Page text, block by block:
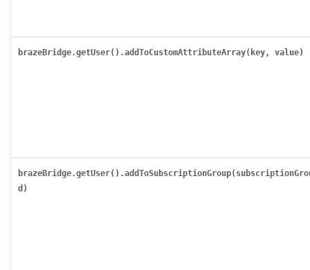
brazeBridge.getUser().addToCustomAttributeArray(key, value)
d)